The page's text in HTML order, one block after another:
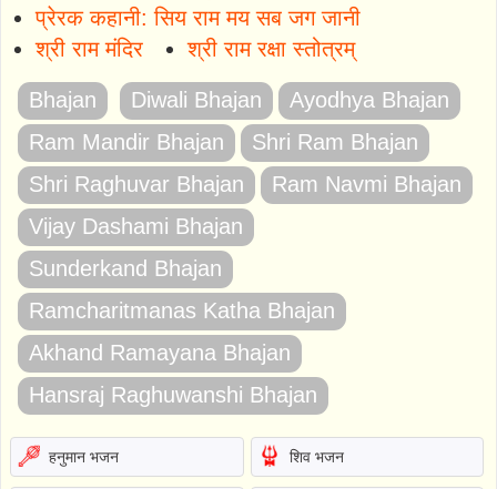
प्रेरक कहानी: सिय राम मय सब जग जानी
श्री राम मंदिर
श्री राम रक्षा स्तोत्रम्
Bhajan Diwali Bhajan
Ayodhya Bhajan
Ram Mandir Bhajan
Shri Ram Bhajan
Shri Raghuvar Bhajan
Ram Navmi Bhajan
Vijay Dashami Bhajan
Sunderkand Bhajan
Ramcharitmanas Katha Bhajan
Akhand Ramayana Bhajan
Hansraj Raghuwanshi Bhajan
हनुमान भजन शिव भजन